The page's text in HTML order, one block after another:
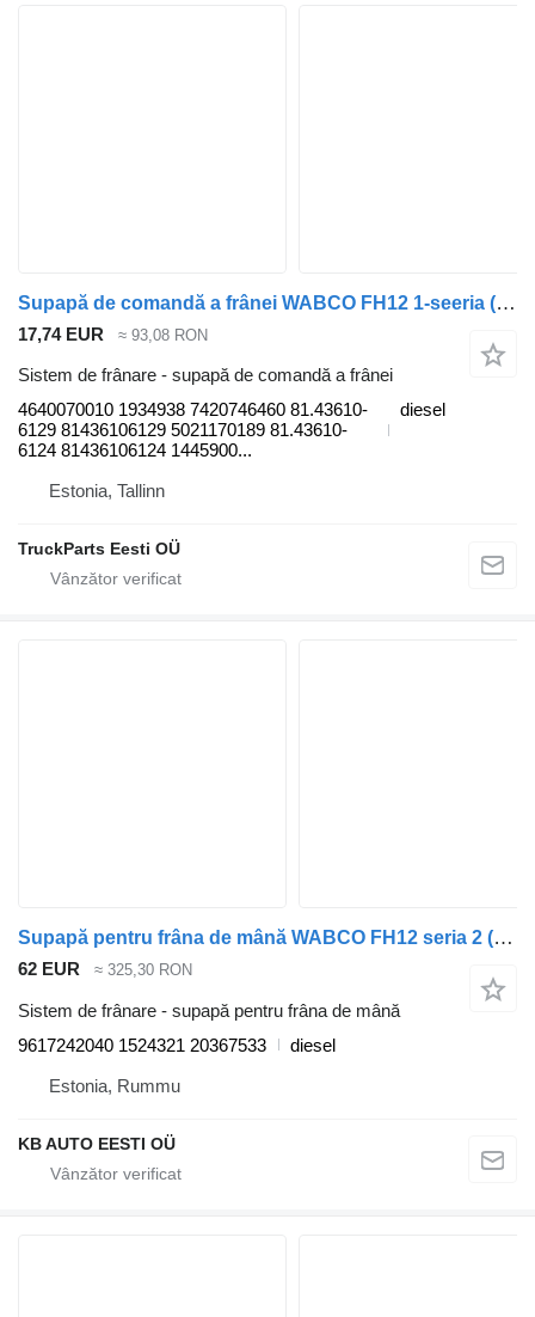
Supapă de comandă a frânei WABCO FH12 1-seeria (01.93-12.02) 4640070010 pentru cap tractor Volvo FH12, FH16, NH12, FH, VNL780 (1993-2014)
17,74 EUR ≈ 93,08 RON
Sistem de frânare - supapă de comandă a frânei
4640070010 1934938 7420746460 81.43610-
6129 81436106129 5021170189 81.43610-
6124 81436106124 1445900...
diesel
Estonia, Tallinn
TruckParts Eesti OÜ
Supapă pentru frâna de mână WABCO FH12 seria 2 (01.02-) 9617242040 pentru cap tractor Volvo FH12, FH16, NH12, FH, VNL780 (1993-2014)
62 EUR ≈ 325,30 RON
Sistem de frânare - supapă pentru frâna de mână
9617242040 1524321 20367533
diesel
Estonia, Rummu
KB AUTO EESTI OÜ